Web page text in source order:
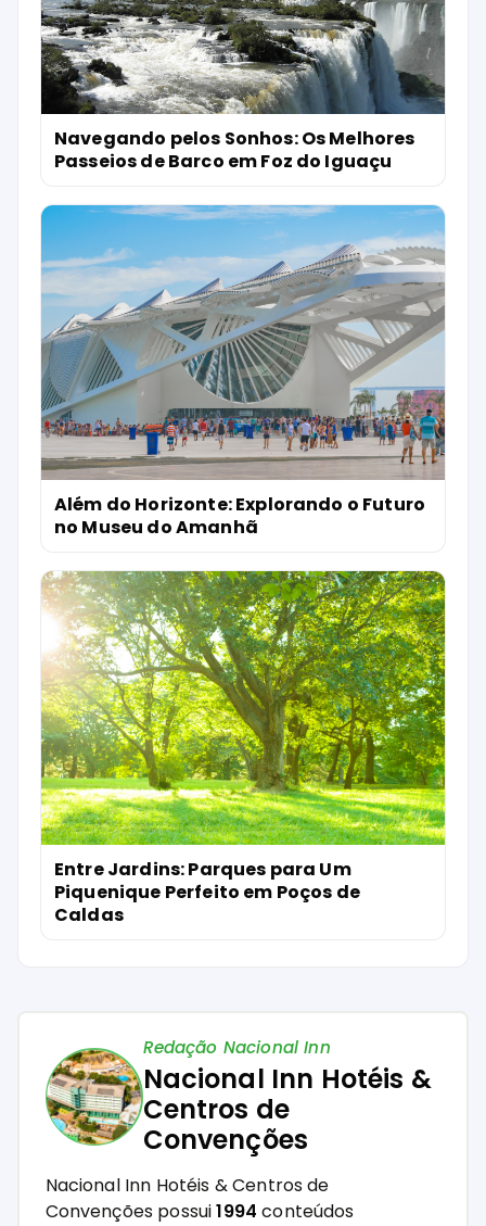
Navegando pelos Sonhos: Os Melhores
Passeios de Barco em Foz do Iguaçu
Além do Horizonte: Explorando o Futuro
no Museu do Amanhã
Entre Jardins: Parques para Um
Piquenique Perfeito em Poços de
Caldas
Redação Nacional Inn
Nacional Inn Hotéis &
Centros de
Convenções
Nacional Inn Hotéis & Centros de
Convenções possui1994 conteúdos